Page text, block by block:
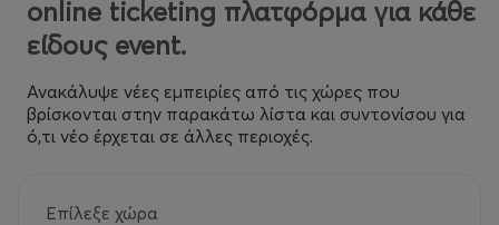
online ticketing πλατφόρμα για κάθε
είδους event.
Ανακάλυψε νέες εμπειρίες από τις χώρες που
βρίσκονται στην παρακάτω λίστα και συντονίσου για
ό,τι νέο έρχεται σε άλλες περιοχές.
Επίλεξε χώρα